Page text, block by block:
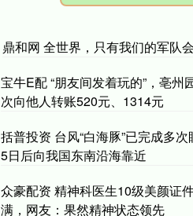
鼎和网 全世界，只有我们的军队
宝牛E配 “朋友间发着玩的”，亳州
次向他人转账520元、1314元
括普投资 台风“白海豚”已完成多
5日后向我国东南沿海靠近
众豪配资 精神科医生10级美颜证
满，网友：果然精神状态领先